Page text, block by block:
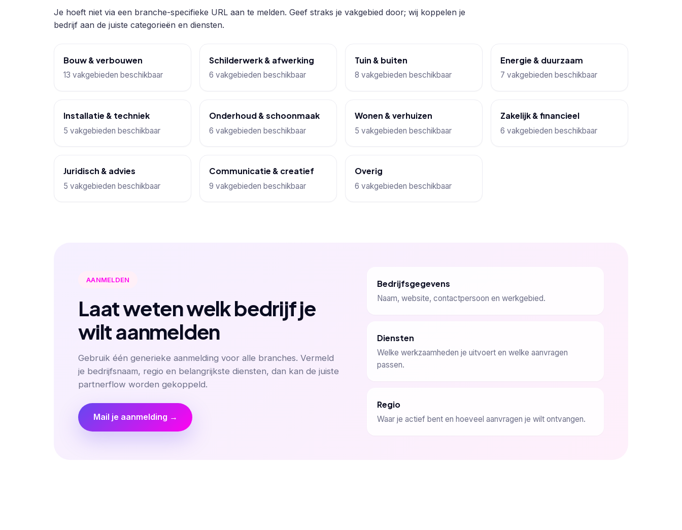
Je hoeft niet via een branche-specifieke URL aan te melden. Geef straks je vakgebied door; wij koppelen je
bedrijf aan de juiste categorieën en diensten.
Bouw & verbouwen
13 vakgebieden beschikbaar
Schilderwerk & afwerking
6 vakgebieden beschikbaar
Tuin & buiten
8 vakgebieden beschikbaar
Energie & duurzaam
7 vakgebieden beschikbaar
Installatie & techniek
5 vakgebieden beschikbaar
Onderhoud & schoonmaak
6 vakgebieden beschikbaar
Wonen & verhuizen
5 vakgebieden beschikbaar
Zakelijk & financieel
6 vakgebieden beschikbaar
Juridisch & advies
5 vakgebieden beschikbaar
Communicatie & creatief
9 vakgebieden beschikbaar
Overig
6 vakgebieden beschikbaar
AANMELDEN
Laat weten welk bedrijf je
wilt aanmelden
Gebruik één generieke aanmelding voor alle branches. Vermeld
je bedrijfsnaam, regio en belangrijkste diensten, dan kan de juiste
partnerflow worden gekoppeld.
Mail je aanmelding →
Bedrijfsgegevens
Naam, website, contactpersoon en werkgebied.
Diensten
Welke werkzaamheden je uitvoert en welke aanvragen
passen.
Regio
Waar je actief bent en hoeveel aanvragen je wilt ontvangen.